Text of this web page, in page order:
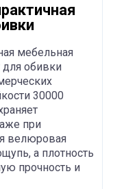
мебельная
для обивки
30000
при
велюровая
а плотность
прочность и